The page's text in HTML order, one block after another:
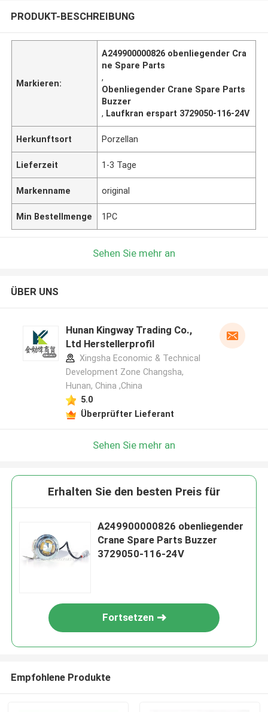
PRODUKT-BESCHREIBUNG
Markieren:
A249900000826 obenliegender Cra
ne Spare Parts
,
Obenliegender Crane Spare Parts
Buzzer
, Laufkran erspart 3729050-116-24V
Herkunftsort Porzellan
Lieferzeit 1-3 Tage
Markenname original
Min Bestellmenge 1PC
Sehen Sie mehr an
ÜBER UNS
Hunan Kingway Trading Co.,
Ltd Herstellerprofil
Xingsha Economic & Technical
Development Zone Changsha,
Hunan, China ,China
5.0
Überprüfter Lieferant
Sehen Sie mehr an
Erhalten Sie den besten Preis für
A249900000826 obenliegender
Crane Spare Parts Buzzer
3729050-116-24V
Fortsetzen
Empfohlene Produkte